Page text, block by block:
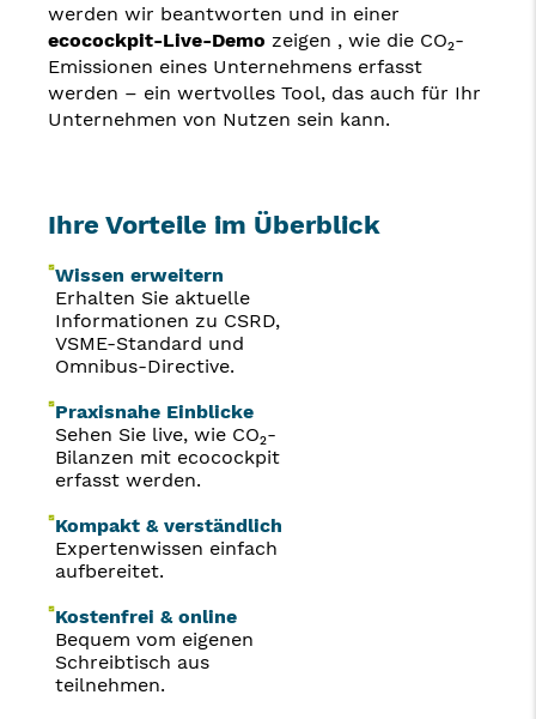
werden wir beantworten und in einer
ecocockpit-Live-Demo zeigen , wie die CO₂-
Emissionen eines Unternehmens erfasst
werden – ein wertvolles Tool, das auch für Ihr
Unternehmen von Nutzen sein kann.
Ihre Vorteile im Überblick
Wissen erweitern
Erhalten Sie aktuelle
Informationen zu CSRD,
VSME-Standard und
Omnibus-Directive.
Praxisnahe Einblicke
Sehen Sie live, wie CO₂-
Bilanzen mit ecocockpit
erfasst werden.
Kompakt & verständlich
Expertenwissen einfach
aufbereitet.
Kostenfrei & online
Bequem vom eigenen
Schreibtisch aus
teilnehmen.